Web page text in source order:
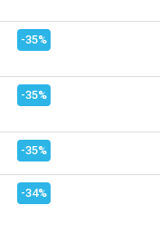
-35%
-35%
-35%
-34%